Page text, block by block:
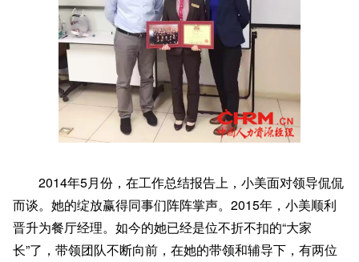
2014年5月份，在工作总结报告上，小美面对领导侃侃
而谈。她的绽放赢得同事们阵阵掌声。2015年，小美顺利
晋升为餐厅经理。如今的她已经是位不折不扣的“大家
长”了，带领团队不断向前，在她的带领和辅导下，有两位